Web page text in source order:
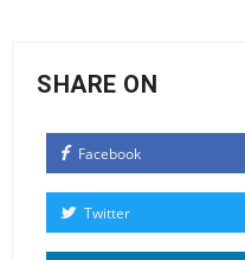
SHARE ON
Facebook
Twitter